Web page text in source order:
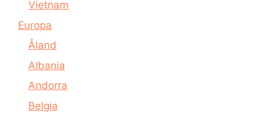
Vietnam
Europa
Åland
Albania
Andorra
Belgia